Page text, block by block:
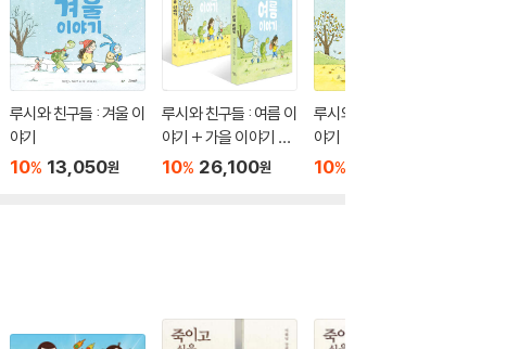
루시와 친구들 : 겨울 이
야기
10% 13,050원
루시와 친구들 : 여름 이
야기 + 가을 이야기 세
트
10% 26,100원
루시와 친구들 : 가을 이
야기
10%